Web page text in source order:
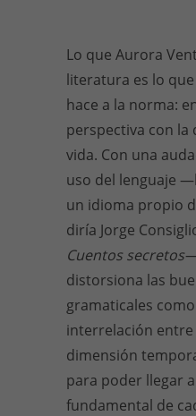
Lo que Aurora
literatura es lo
hace a la norma:
perspectiva con la
vida. Con una
uso del lenguaje
un idioma propio
diría Jorge
Cuentos secretos
distorsiona las
gramaticales
interrelación entre
dimensión
para poder llegar
fundamental de